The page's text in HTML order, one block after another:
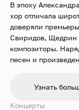
В эпоху
хор отличала
доверяли
Свиридов, Щедрин
композиторы.
песен и
эпохи
Узнать
Концерты